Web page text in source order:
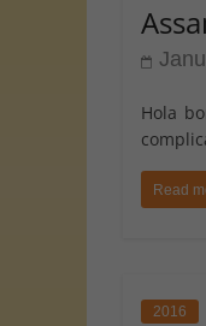
Hola
Read
2016